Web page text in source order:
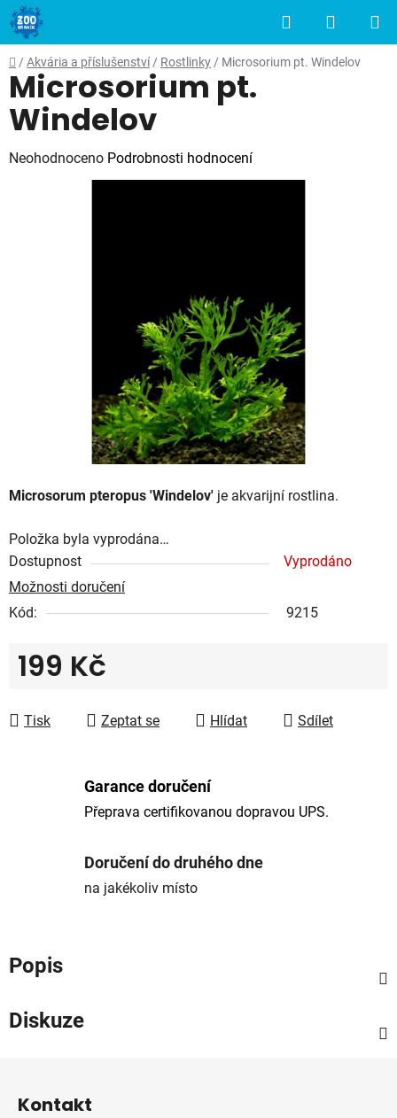
Přejít
na
obsah
Hledat
KOŠÍK
Domů
/ Akvária a příslušenství / Rostlinky / Microsorium pt. Windelov
Microsorum pteropus 'Windelov' je akvarijní rostlina.
Položka byla vyprodána…
Dostupnost
Vyprodáno
Možnosti doručení
Kód:
9215
199 Kč
Tisk
Zeptat se Hlídat Sdílet
Microsorium pt.
Windelov
Průměrné
Neohodnoceno Podrobnosti hodnocení
Garance doručení
Přeprava certifikovanou dopravou UPS.
Doručení do druhého dne
na jakékoliv místo
Popis
Diskuze
Kontakt